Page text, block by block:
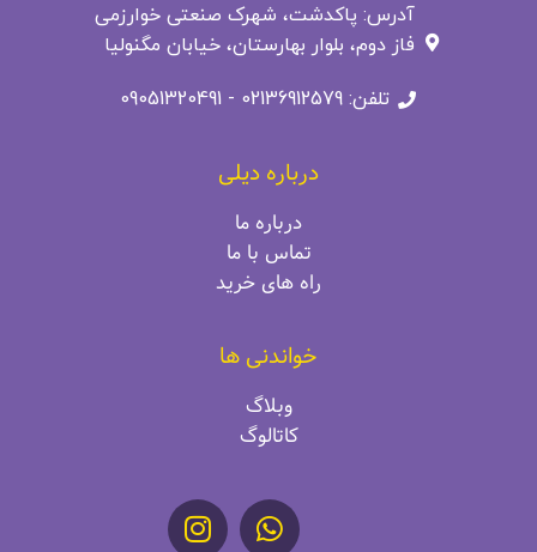
آدرس: پاکدشت، شهرک صنعتی خوارزمی
فاز دوم، بلوار بهارستان، خیابان مگنولیا
تلفن: 02136912579 - 09051320491
درباره دیلی
درباره ما
تماس با ما
راه‌ های خرید
خواندنی ها
وبلاگ
کاتالوگ